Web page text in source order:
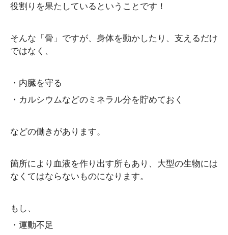
役割りを果たしているということです！
そんな「骨」ですが、身体を動かしたり、支えるだけ
ではなく、
・内臓を守る
・カルシウムなどのミネラル分を貯めておく
などの働きがあります。
箇所により血液を作り出す所もあり、大型の生物には
なくてはならないものになります。
もし、
・運動不足